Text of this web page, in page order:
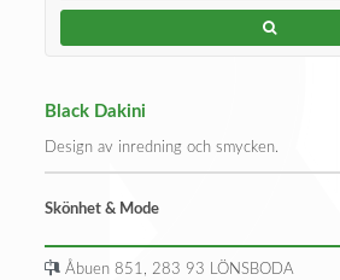
Black Dakini
Design av inredning och smycken.
Skönhet & Mode
Åbuen 851, 283 93 LÖNSBODA